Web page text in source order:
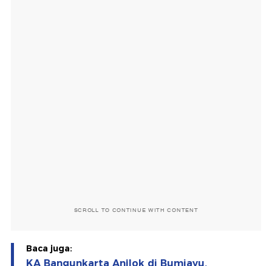
SCROLL TO CONTINUE WITH CONTENT
Baca juga:
KA Bangunkarta Anjlok di Bumiayu,